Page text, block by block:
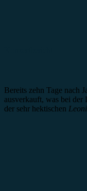
Bereits zehn Tage nach
ausverkauft, was bei
der sehr hektischen